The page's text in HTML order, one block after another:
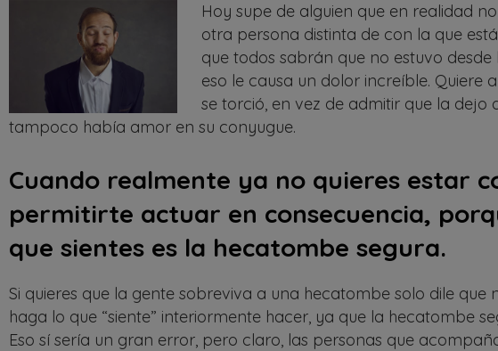
Hoy supe de alguien que en realidad
otra persona distinta de con la que
que todos sabrán que no estuvo
eso le causa un dolor increíble.
se torció, en vez de admitir que la dejo
tampoco había amor en su conyugue.
Cuando realmente ya no quieres estar
permitirte actuar en consecuencia,
que sientes es la hecatombe segura.
Si quieres que la gente sobreviva a una hecatombe solo dile que
haga lo que “siente” interiormente hacer, ya que la hecatombe
Eso sí sería un gran error, pero claro, las personas que